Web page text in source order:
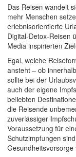
Das Reisen wandelt
mehr Menschen
erlebnisorientierte
Digital-Detox-Reisen
Media inspirierten
Egal, welche
ansteht – ob
sollte bei der
auch der eigene
beliebten
die Reisende
zuverlässiger
Voraussetzung für
Schutzimpfungen